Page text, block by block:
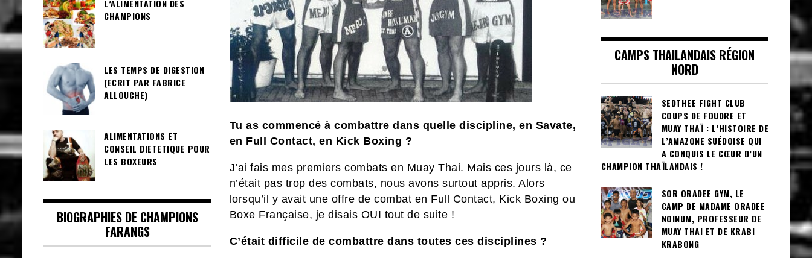
Tu as commencé à combattre dans quelle discipline, en Savate,
en Full Contact, en Kick Boxing ?
J’ai fais mes premiers combats en Muay Thai. Mais ces jours là, ce
n’était pas trop des combats, nous avons surtout appris. Alors
lorsqu’il y avait une offre de combat en Full Contact, Kick Boxing ou
Boxe Française, je disais OUI tout de suite !
C’était difficile de combattre dans toutes ces disciplines ?
L’ALIMENTATION DES
CHAMPIONS
LES TEMPS DE DIGESTION
(ECRIT PAR FABRICE
ALLOUCHE)
ALIMENTATIONS ET
CONSEIL DIETETIQUE POUR
LES BOXEURS
BIOGRAPHIES DE CHAMPIONS
FARANGS
CAMPS THAILANDAIS RÉGION
NORD
SEDTHEE FIGHT CLUB
COUPS DE FOUDRE ET
MUAY THAÏ : L’HISTOIRE DE
L’AMAZONE SUÉDOISE QUI
A CONQUIS LE CŒUR D’UN
CHAMPION THAÏLANDAIS !
SOR ORADEE GYM, LE
CAMP DE MADAME ORADEE
NOINUM, PROFESSEUR DE
MUAY THAI ET DE KRABI
KRABONG